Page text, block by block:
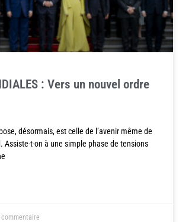
: Vers un nouvel ordre
désormais, est celle de l’avenir même de
Assiste-t-on à une simple phase de tensions